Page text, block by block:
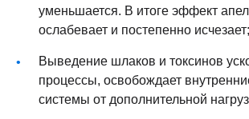
уменьшается. В итоге эффект
ослабевает и постепенно исчезает;
Выведение шлаков и токсинов
процессы, освобождает
системы от дополнительной